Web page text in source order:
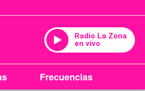
Radio La Zona
en vivo
Frecuencias